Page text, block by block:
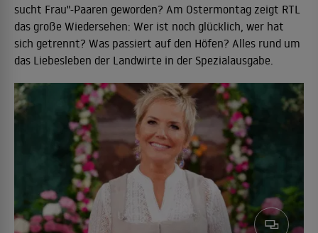
sucht Frau"-Paaren geworden? Am Ostermontag zeigt RTL
das große Wiedersehen: Wer ist noch glücklich, wer hat
sich getrennt? Was passiert auf den Höfen? Alles rund um
das Liebesleben der Landwirte in der Spezialausgabe.